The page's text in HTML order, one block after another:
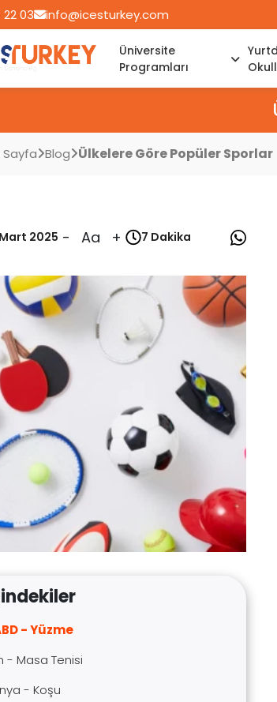
03 info@icesturkey.com
Üniversite
Programları
Sayfa Blog Ülkelere Göre Popüler Sporlar
2025 - Aa + 7 Dakika
- Yüzme
- Masa Tenisi
- Koşu